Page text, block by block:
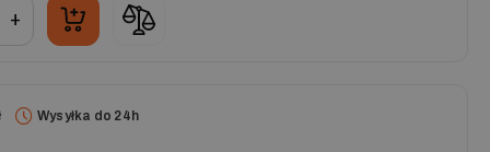
+
Wysyłka do 24h